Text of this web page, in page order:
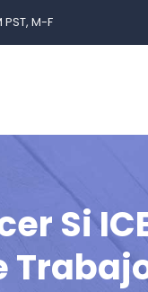
M-F
Si